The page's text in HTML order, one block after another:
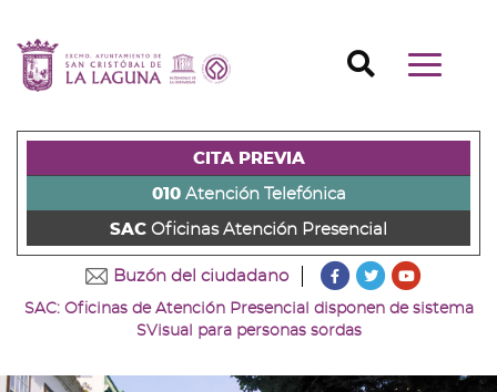
contenido
principal
página
s)
a
la
la
+
Ir
al
la
+
Ir
principal
u)
Mostrar/
Buscador
CITA PREVIA
010Atención Telefónica
SAC Oficinas Atención Presencial
Buzón del ciudadano
???
Ir
a
página
???
Ir
página
Ir
canal
SAC: Oficinas de Atención Presencial disponen de sistema
SVisual para personas sordas